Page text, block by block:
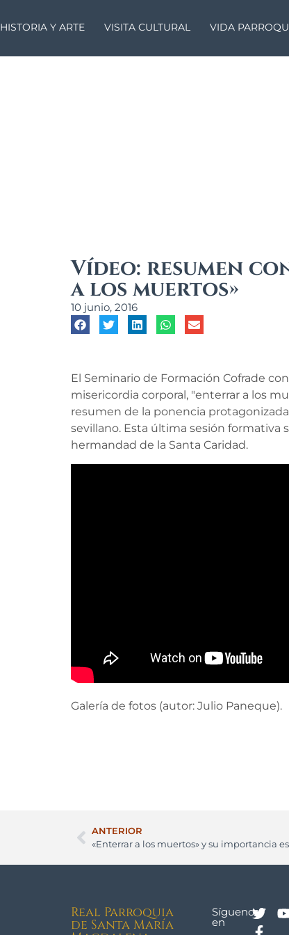
HISTORIA Y ARTE VISITA CULTURAL VIDA
Vídeo: resumen
a los muertos»
10 junio, 2016
El Seminario de Formación Cofrade
misericordia corporal, "enterrar a los
resumen de la ponencia
sevillano. Esta última sesión formativa
hermandad de la Santa Caridad.
Galería de fotos (autor: Julio Paneque).
ANTERIOR
«Enterrar a los muertos» y su importancia
Real Parroquia
de Santa María
Síguenos
en